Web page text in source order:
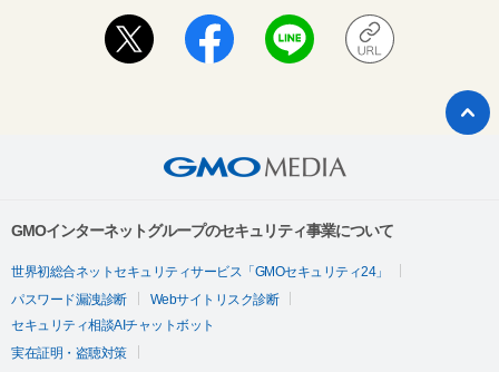
GMOインターネットグループのセキュリティ事業について
世界初総合ネットセキュリティサービス「GMOセキュリティ24」
パスワード漏洩診断
Webサイトリスク診断
セキュリティ相談AIチャットボット
実在証明・盗聴対策